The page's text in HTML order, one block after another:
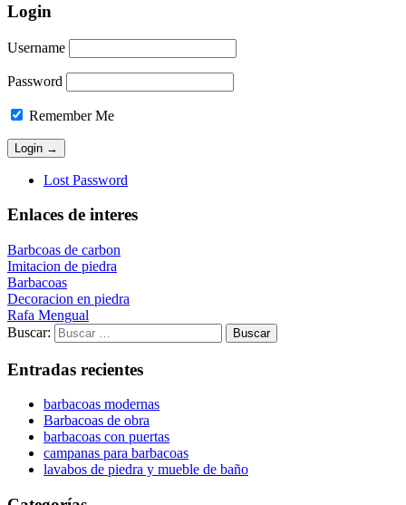
Login
Username
Password
Remember Me
Lost Password
Enlaces de interes
Barbcoas de carbon
Imitacion de piedra
Barbacoas
Decoracion en piedra
Rafa Mengual
Buscar:
Entradas recientes
barbacoas modernas
Barbacoas de obra
barbacoas con puertas
campanas para barbacoas
lavabos de piedra y mueble de baño